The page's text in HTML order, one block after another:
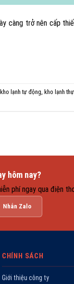
càng trở nên cấp
lạnh tự động, kho lạnh
hôm nay?
phí ngay qua điện
Nhắn Zalo
CHÍNH SÁCH
Giới thiệu công ty